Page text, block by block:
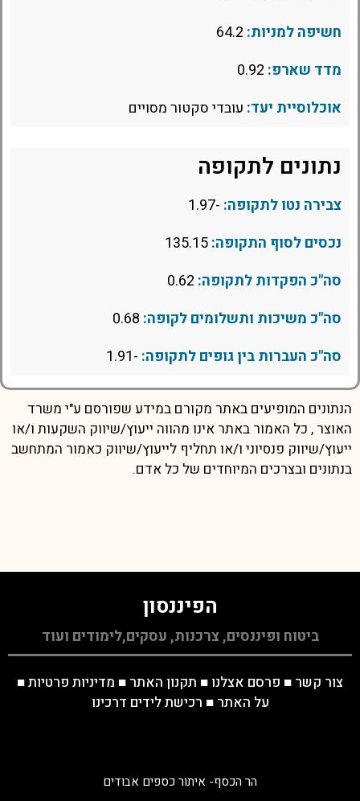
חשיפה למניות:
מדד שארפ:
אוכלוסיית יעד: עובדי סקטור מסויים
נתונים לתקופה
צבירה נטו לתקופה: -1.97
נכסים לסוף התקופה:
סה"כ הפקדות לתקופה:
סה"כ משיכות ותשלומים לקופה:
סה"כ העברות בין גופים לתקופה: -1.91
הנתונים המופיעים באתר מקורם במידע שפורסם ע"י משרד
האוצר , כל האמור באתר אינו מהווה ייעוץ/שיווק השקעות ו/או
ייעוץ/שיווק פנסיוני ו/או תחליף לייעוץ/שיווק כאמור המתחשב
בנתונים ובצרכים המיוחדים של כל אדם.
הפיננסון
ביטוח ופיננסים, צרכנות, עסקים,לימודים ועוד
צור קשר ■ פרסם אצלנו ■ תקנון האתר ■ מדיניות פרטיות■
על האתר ■ רכישת לידים דרכינו
הר הכסף- איתור כספים אבודים